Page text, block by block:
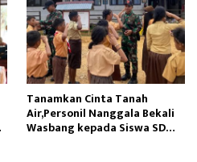
Tanamkan Cinta Tanah
Air,Personil Nanggala Bekali
Wasbang kepada Siswa SD